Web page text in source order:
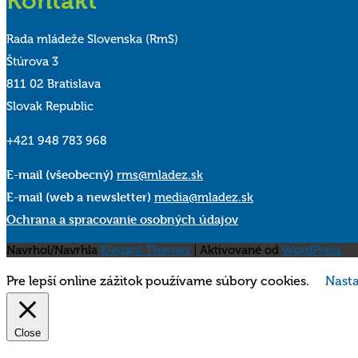
Rada mládeže Slovenska (RmS)
Štúrova 3
811 02 Bratislava
Slovak Republic
+421 948 783 968
E-mail (všeobecný) rms@mladez.sk
E-mail (web a newsletter) media@mladez.sk
Ochrana a spracovanie osobných údajov
Navrhol/Navrhla Elegant Themes | Aktivované od WordPress
Pre lepší online zážitok používame súbory cookies.
Close